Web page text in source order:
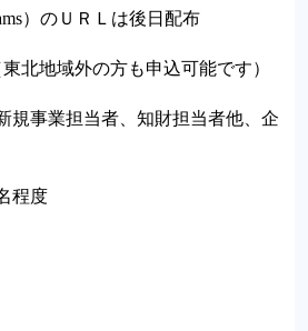
）のＵＲＬは後日配布
北地域外の方も申込可能です）
規事業担当者、知財担当者他、企
程度